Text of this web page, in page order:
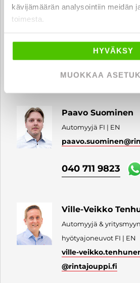
kävijämäärän analysointiin meidän
toimesta.
HYVÄKSY
MUOKKAA
jaakko.jyrkinen
040 7120 487
Paavo Suominen
Automyyjä FI | EN
paavo.suominen
040 711 9823
Ville-Veikko
Automyyjä &
hyötyajoneuvot FI | EN
ville-
@rintajouppi.fi